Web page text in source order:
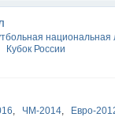
национальная
Кубок России
, ЧМ-2014, Евро-